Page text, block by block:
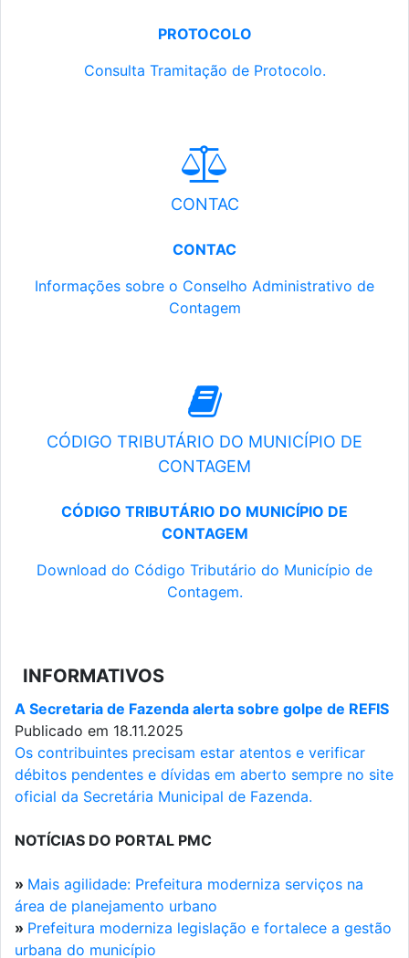
PROTOCOLO
Consulta Tramitação de Protocolo.
CONTAC
CONTAC
Informações sobre o Conselho Administrativo de
Contagem
CÓDIGO TRIBUTÁRIO DO MUNICÍPIO DE
CONTAGEM
CÓDIGO TRIBUTÁRIO DO MUNICÍPIO DE
CONTAGEM
Download do Código Tributário do Município de
Contagem.
INFORMATIVOS
A Secretaria de Fazenda alerta sobre golpe de REFIS
Publicado em 18.11.2025
Os contribuintes precisam estar atentos e verificar
débitos pendentes e dívidas em aberto sempre no site
oficial da Secretária Municipal de Fazenda.
NOTÍCIAS DO PORTAL PMC
» Mais agilidade: Prefeitura moderniza serviços na
área de planejamento urbano
» Prefeitura moderniza legislação e fortalece a gestão
urbana do município